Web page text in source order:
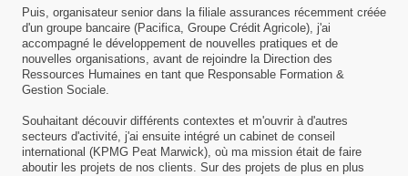
Puis, organisateur senior dans la filiale assurances récemment créée
d'un groupe bancaire (Pacifica, Groupe Crédit Agricole), j'ai
accompagné le développement de nouvelles pratiques et de
nouvelles organisations, avant de rejoindre la Direction des
Ressources Humaines en tant que Responsable Formation &
Gestion Sociale.
Souhaitant découvir différents contextes et m'ouvrir à d'autres
secteurs d'activité, j'ai ensuite intégré un cabinet de conseil
international (KPMG Peat Marwick), où ma mission était de faire
aboutir les projets de nos clients. Sur des projets de plus en plus